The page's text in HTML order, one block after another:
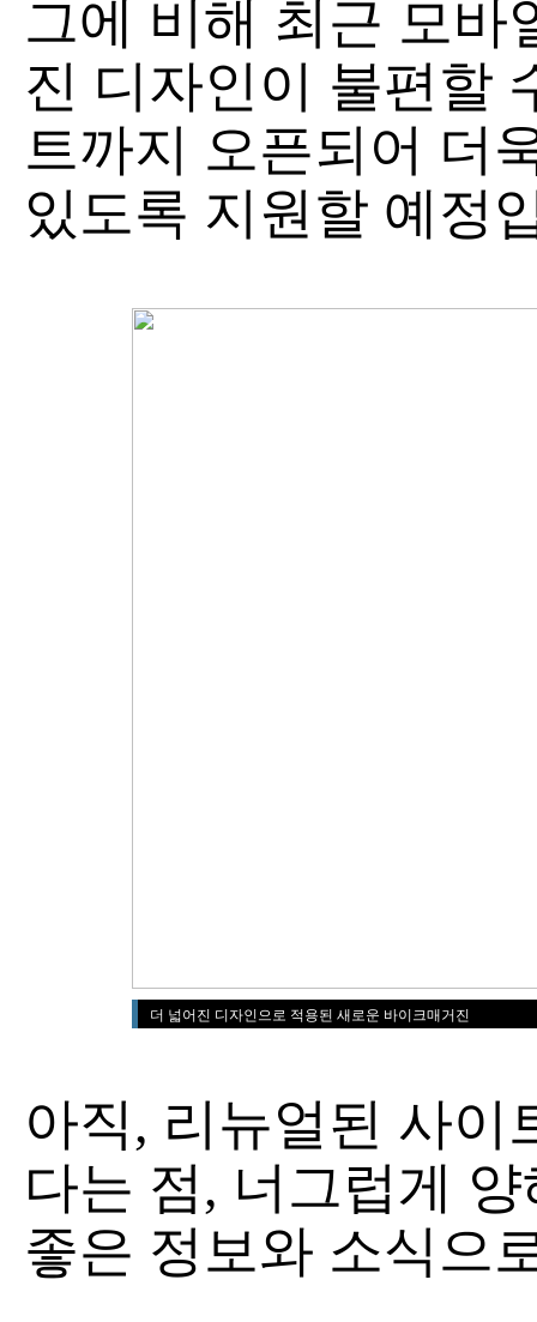
그에 비해 최근 모바
진 디자인이 불편할
트까지 오픈되어 더
있도록 지원할 예정
더 넓어진 디자인으로 적용된 새로운 바이크매거진
아직, 리뉴얼된 사이
다는 점, 너그럽게
좋은 정보와 소식으